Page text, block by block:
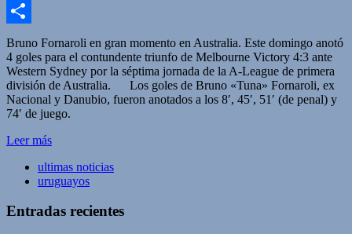
Facebook
Compartir
Bruno Fornaroli en gran momento en Australia. Este domingo anotó
4 goles para el contundente triunfo de Melbourne Victory 4:3 ante
Western Sydney por la séptima jornada de la A-League de primera
división de Australia. Los goles de Bruno «Tuna» Fornaroli, ex
Nacional y Danubio, fueron anotados a los 8′, 45′, 51′ (de penal) y
74′ de juego.
Leer más
ultimas noticias
uruguayos
Entradas recientes